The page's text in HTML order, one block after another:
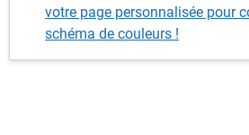
votre page personnalisée pour
schéma de couleurs !